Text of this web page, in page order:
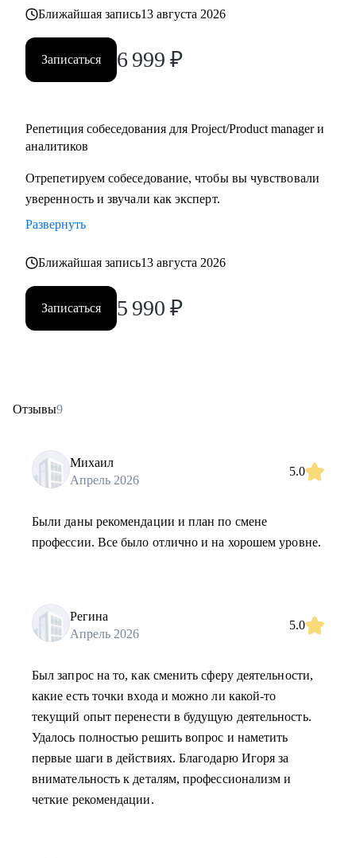
Ближайшая запись13 августа 2026
Записаться 6 999 ₽
Репетиция собеседования для Project/Product manager и
аналитиков
Отрепетируем собеседование, чтобы вы чувствовали
уверенность и звучали как эксперт.
Развернуть
Ближайшая запись13 августа 2026
Записаться 5 990 ₽
Отзывы9
Михаил
Апрель 2026
5.0
Были даны рекомендации и план по смене
профессии. Все было отлично и на хорошем уровне.
Регина
Апрель 2026
5.0
Был запрос на то, как сменить сферу деятельности,
какие есть точки входа и можно ли какой-то
текущий опыт перенести в будущую деятельность.
Удалось полностью решить вопрос и наметить
первые шаги в действиях. Благодарю Игоря за
внимательность к деталям, профессионализм и
четкие рекомендации.